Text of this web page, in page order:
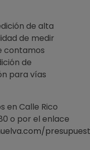
de alta
de medir
contamos
de
para vías
en Calle Rico
o por el enlace